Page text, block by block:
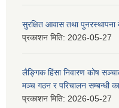
सुरक्षित आवास तथा पुनरस्थापना
प्रकाशन मिति: 2026-05-27
लैङ्गिक हिंसा निवारण कोष
मञ्च गठन र परिचालन सम्बन्धी
प्रकाशन मिति: 2026-05-27